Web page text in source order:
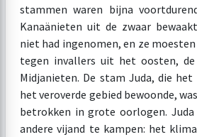
stammen waren bijna
Kanaänieten uit de zwaar
niet had ingenomen, en ze
tegen invallers uit het oosten,
Midjanieten. De stam Juda, die
het veroverde gebied bewoonde,
betrokken in grote oorlogen.
andere vijand te kampen: het